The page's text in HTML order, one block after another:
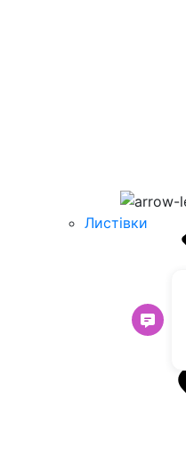
Листівки